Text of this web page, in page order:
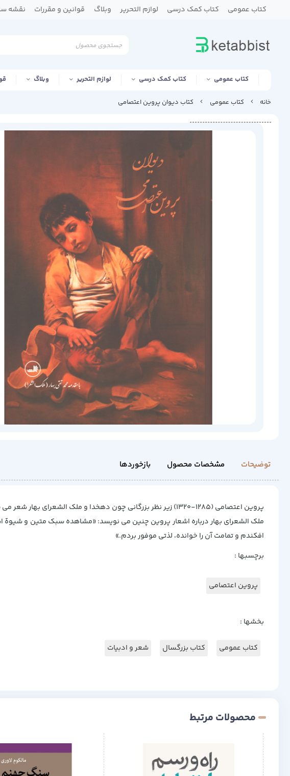
کتاب عمومی کتاب کمک درسی لوازم التحریر وبلاگ قوانین و مقررات نقشه
کتاب عمومی کتاب کمک درسی لوازم التحریر وبلاگ
خانه کتاب عمومی کتاب دیوان پروین اعتصامی
توضیحات مشخصات محصول بازخوردها
پروین اعتصامی (۱۲۸۵-۱۳۲۰) زیر نظر بزرگانی چون دهخدا و ملک الشعرای بهار شعر می سرود و تحت تأثیر شعر اروپایی و عربی نیز قرار داشت. این موقعیت منحصر به فرد، از او شاعری برجسته ساخت.
ملک الشعرای بهار درباره اشعار پروین چنین می نویسد: «مشاهده سبک متین و
افکندم و تمامت آن را خوانده، لذتی موفور بردم.»
برچسبها :
پروین اعتصامی
بخشها :
کتاب عمومی کتاب بزرگسال شعر و ادبیات
محصولات مرتبط